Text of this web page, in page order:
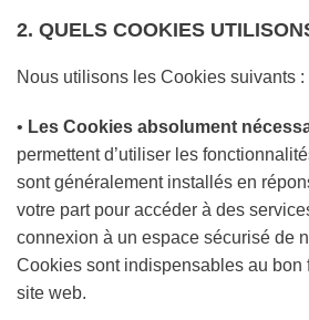
2. QUELS COOKIES
Nous utilisons les Cookies suivants :
• Les Cookies absolument
permettent d’utiliser les
sont généralement installés en
votre part pour accéder à des
connexion à un espace sécurisé de
Cookies sont indispensables au bon
site web.